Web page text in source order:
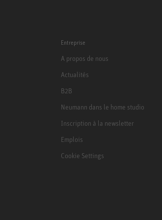
Entreprise
A propos de nous
Actualités
B2B
Neumann dans le home studio
Inscription à la newsletter
Emplois
Cookie Settings